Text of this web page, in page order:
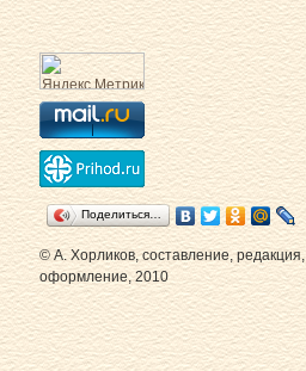
Поделиться…
© А. Хорликов, составление, редакция,
оформление, 2010